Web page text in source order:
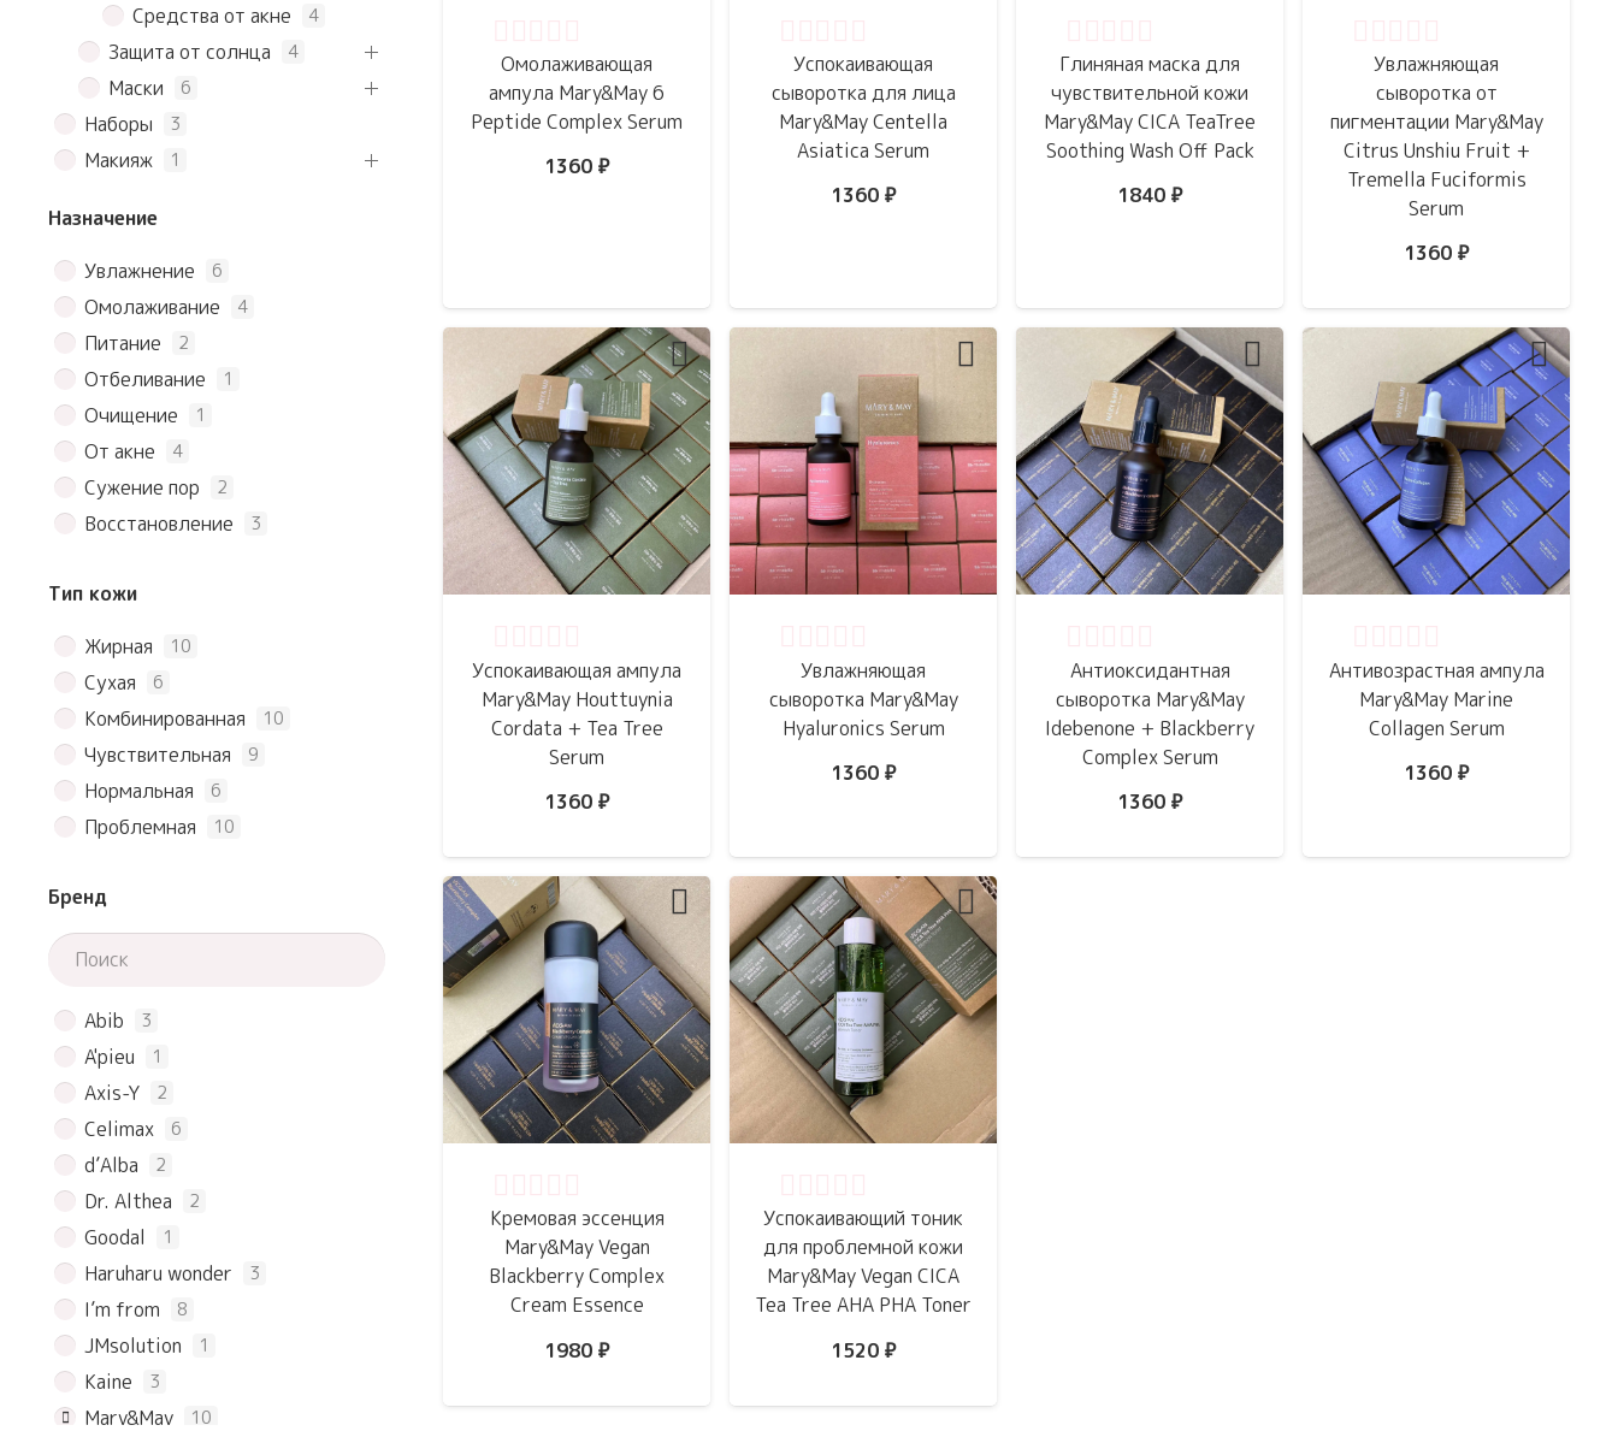
Средства от акне 4
Защита от солнца 4
Маски 6
Наборы 3
Макияж 1
Назначение
Увлажнение
6
Омолаживание 4
Питание 2
Отбеливание 1
Очищение 1
От акне 4
Сужение пор 2
Восстановление 3
Тип кожи
Жирная
10
Сухая 6
Комбинированная 10
Чувствительная 9
Нормальная 6
Проблемная 10
Бренд
Abib 3
A'pieu 1
Axis-Y 2
Celimax 6
d’Alba 2
Dr. Althea 2
Goodal 1
Haruharu wonder 3
I’m from 8
JMsolution 1
Kaine 3
Mary&May 10
Омолаживающая
ампула Mary&May 6
Peptide Complex Serum
1360 ₽
Успокаивающая
сыворотка для лица
Mary&May Centella
Asiatica Serum
1360 ₽
Глиняная маска для
чувствительной кожи
Mary&May CICA TeaTree
Soothing Wash Off Pack
1840 ₽
Увлажняющая
сыворотка от
пигментации Mary&May
Citrus Unshiu Fruit +
Tremella Fuciformis
Serum
1360 ₽
Успокаивающая ампула
Mary&May Houttuynia
Cordata + Tea Tree
Serum
1360 ₽
Увлажняющая
сыворотка Mary&May
Hyaluronics Serum
1360 ₽
Антиоксидантная
сыворотка Mary&May
Idebenone + Blackberry
Complex Serum
1360 ₽
Антивозрастная ампула
Mary&May Marine
Collagen Serum
1360 ₽
Кремовая эссенция
Mary&May Vegan
Blackberry Complex
Cream Essence
1980 ₽
Успокаивающий тоник
для проблемной кожи
Mary&May Vegan CICA
Tea Tree AHA PHA Toner
1520 ₽